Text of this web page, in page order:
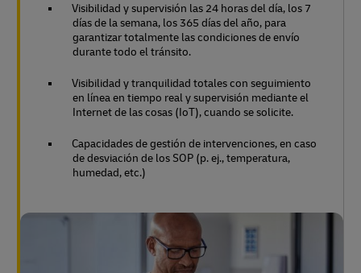
Visibilidad y supervisión las 24 horas del día, los 7
días de la semana, los 365 días del año, para
garantizar totalmente las condiciones de envío
durante todo el tránsito.
Visibilidad y tranquilidad totales con seguimiento
en línea en tiempo real y supervisión mediante el
Internet de las cosas (IoT), cuando se solicite.
Capacidades de gestión de intervenciones, en caso
de desviación de los SOP (p. ej., temperatura,
humedad, etc.)